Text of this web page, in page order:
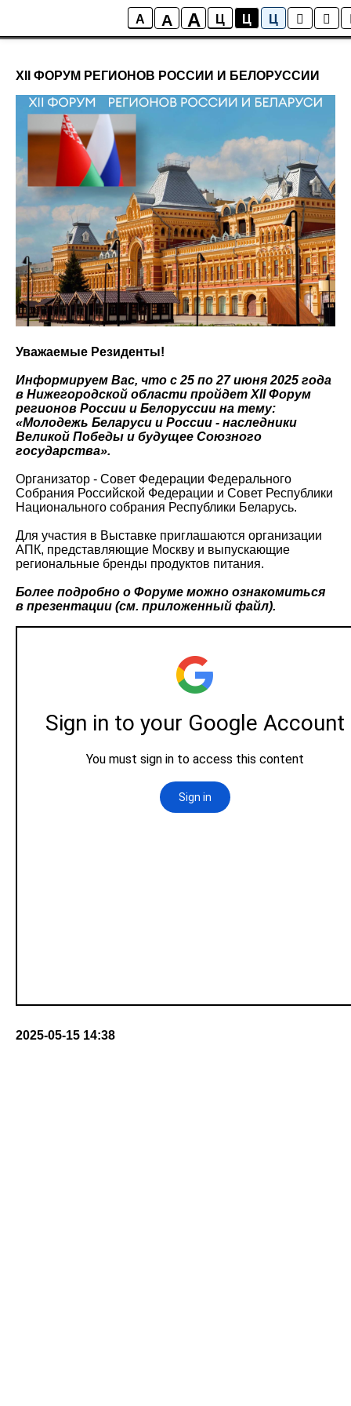
A A A Ц Ц Ц
display: flex; justify-content: center
Новости технопарка
XII ФОРУМ РЕГИОНОВ РОССИИ И БЕЛОРУССИИ
Уважаемые Резиденты!
Информируем Вас, что с 25 по 27 июня 2025 года
в Нижегородской области пройдет XII Форум
регионов России и Белоруссии на тему:
«Молодежь Беларуси и России - наследники
Великой Победы и будущее Союзного
государства».
Организатор - Совет Федерации Федерального
Собрания Российской Федерации и Совет Республики
Национального собрания Республики Беларусь.
Для участия в Выставке приглашаются организации
АПК, представляющие Москву и выпускающие
региональные бренды продуктов питания.
Более подробно о Форуме можно ознакомиться
в презентации (см. приложенный файл).
2025-05-15 14:38